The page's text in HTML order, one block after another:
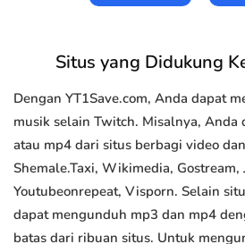
Situs yang Didukung
Dengan YT1Save.com, Anda dapat
musik selain Twitch. Misalnya, Anda
atau mp4 dari situs berbagi video
Shemale.Taxi, Wikimedia,
Youtubeonrepeat, Visporn. Selain
dapat mengunduh mp3 dan mp4
batas dari ribuan situs. Untuk